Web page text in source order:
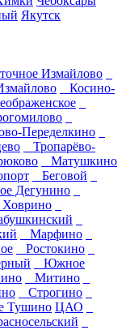
Якутск
Измайлово
Косино-
Переделкино
Тропарёво-
Матушкино
Беговой
Дегунино
Ховрино
Марфино
Ростокино
Южное
Митино
Строгино
Тушино ЦАО